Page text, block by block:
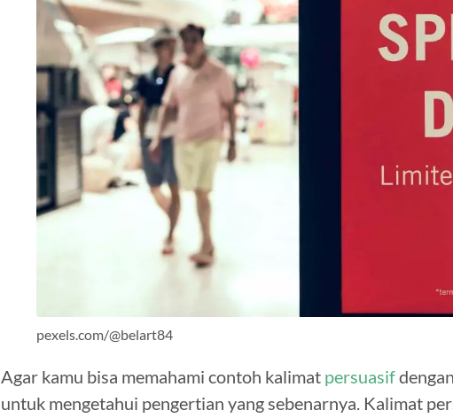
pexels.com/@belart84
Agar kamu bisa memahami contoh kalimat persuasif
untuk mengetahui pengertian yang sebenarnya. Kalimat